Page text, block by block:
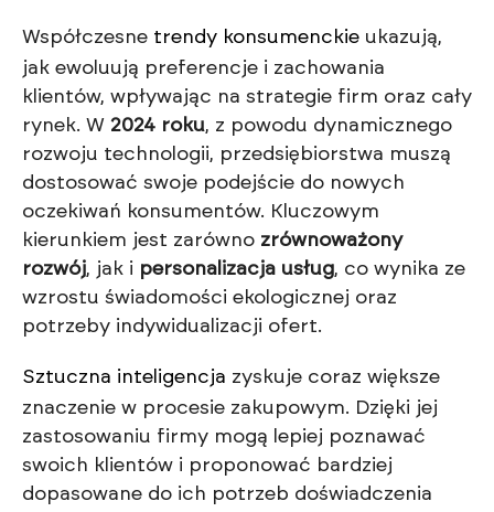
Współczesne trendy konsumenckie ukazują,
jak ewoluują preferencje i zachowania
klientów, wpływając na strategie firm oraz cały
rynek. W 2024 roku, z powodu dynamicznego
rozwoju technologii, przedsiębiorstwa muszą
dostosować swoje podejście do nowych
oczekiwań konsumentów. Kluczowym
kierunkiem jest zarówno zrównoważony
rozwój, jak i personalizacja usług, co wynika ze
wzrostu świadomości ekologicznej oraz
potrzeby indywidualizacji ofert.
Sztuczna inteligencja zyskuje coraz większe
znaczenie w procesie zakupowym. Dzięki jej
zastosowaniu firmy mogą lepiej poznawać
swoich klientów i proponować bardziej
dopasowane do ich potrzeb doświadczenia